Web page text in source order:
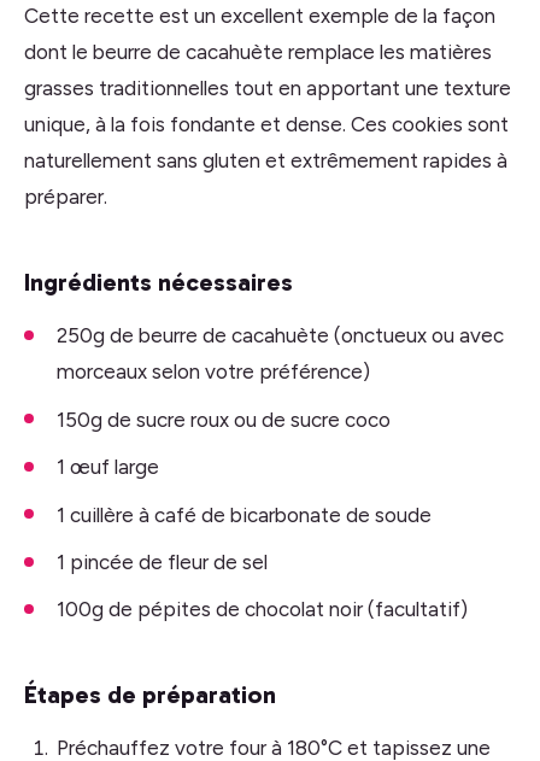
Cette recette est un excellent exemple de la façon
dont le beurre de cacahuète remplace les matières
grasses traditionnelles tout en apportant une texture
unique, à la fois fondante et dense. Ces cookies sont
naturellement sans gluten et extrêmement rapides à
préparer.
Ingrédients nécessaires
250g de beurre de cacahuète (onctueux ou avec
morceaux selon votre préférence)
150g de sucre roux ou de sucre coco
1 œuf large
1 cuillère à café de bicarbonate de soude
1 pincée de fleur de sel
100g de pépites de chocolat noir (facultatif)
Étapes de préparation
Préchauffez votre four à 180°C et tapissez une